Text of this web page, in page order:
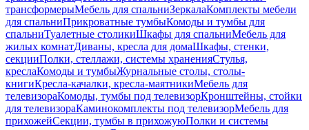
трансформерыМебель для спальниЗеркалаКомплекты мебели
для спальниПрикроватные тумбыКомоды и тумбы для
спальниТуалетные столикиШкафы для спальниМебель для
жилых комнатДиваны, кресла для домаШкафы, стенки,
секцииПолки, стеллажи, системы храненияСтулья,
креслаКомоды и тумбыЖурнальные столы, столы-
книгиКресла-качалки, кресла-маятникиМебель для
телевизораКомоды, тумбы под телевизорКронштейны, стойки
для телевизораКаминокомплекты под телевизорМебель для
прихожейСекции, тумбы в прихожуюПолки и системы